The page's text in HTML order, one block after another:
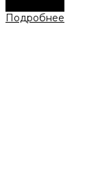
Подробнее